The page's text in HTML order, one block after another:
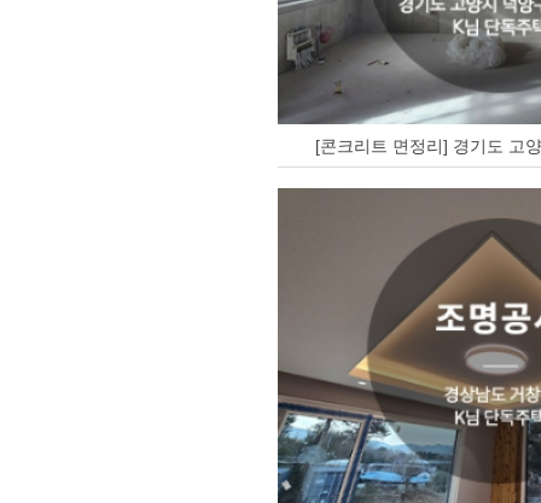
[콘크리트 면정리] 경기도 고